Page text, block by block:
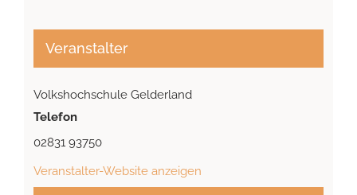
Veranstalter
Volkshochschule Gelderland
Telefon
02831 93750
Veranstalter-Website anzeigen